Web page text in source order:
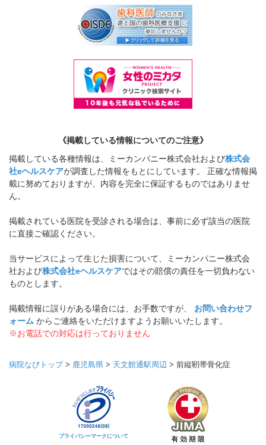
《掲載している情報についてのご注意》
掲載している各種情報は、ミーカンパニー株式会社および株式会
社eヘルスケアが調査した情報をもとにしています。 正確な情報掲
載に努めておりますが、内容を完全に保証するものではありませ
ん。
掲載されている医院を受診される場合は、事前に必ず該当の医院
に直接ご確認ください。
当サービスによって生じた損害について、ミーカンパニー株式会
社および株式会社eヘルスケアではその賠償の責任を一切負わない
ものとします。
掲載情報に誤りがある場合には、お手数ですが、 お問い合わせフ
ォーム からご連絡をいただけますようお願いいたします。
※お電話での対応は行っておりません
病院なびトップ> 鹿児島県 > 天文館通駅周辺 > 前縦靭帯骨化症
プライバシーマークについて